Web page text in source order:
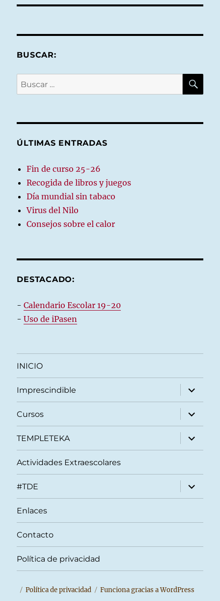
BUSCAR:
Buscar
por:
ÚLTIMAS ENTRADAS
Fin de curso 25-26
Recogida de libros y juegos
Día mundial sin tabaco
Virus del Nilo
Consejos sobre el calor
DESTACADO:
-Calendario Escolar 19-20
-Uso de iPasen
INICIO
Imprescindible
expande
el
menú
inferior
Cursos
expande
el
menú
inferior
TEMPLETEKA
expande
el
menú
Actividades Extraescolares
#TDE
expande
el
menú
Enlaces
Contacto
Política de privacidad
Política de privacidad Funciona gracias a WordPress